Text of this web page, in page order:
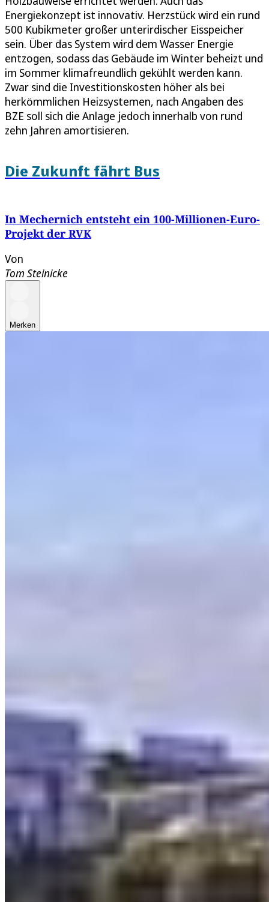
Energiekonzept ist innovativ. Herzstück wird ein rund
500 Kubikmeter großer unterirdischer Eisspeicher
sein. Über das System wird dem Wasser Energie
entzogen, sodass das Gebäude im Winter beheizt und
im Sommer klimafreundlich gekühlt werden kann.
Zwar sind die Investitionskosten höher als bei
herkömmlichen Heizsystemen, nach Angaben des
BZE soll sich die Anlage jedoch innerhalb von rund
zehn Jahren amortisieren.
Die Zukunft fährt Bus
In Mechernich entsteht ein 100-Millionen-Euro-
Projekt der RVK
Von
Tom Steinicke
Merken